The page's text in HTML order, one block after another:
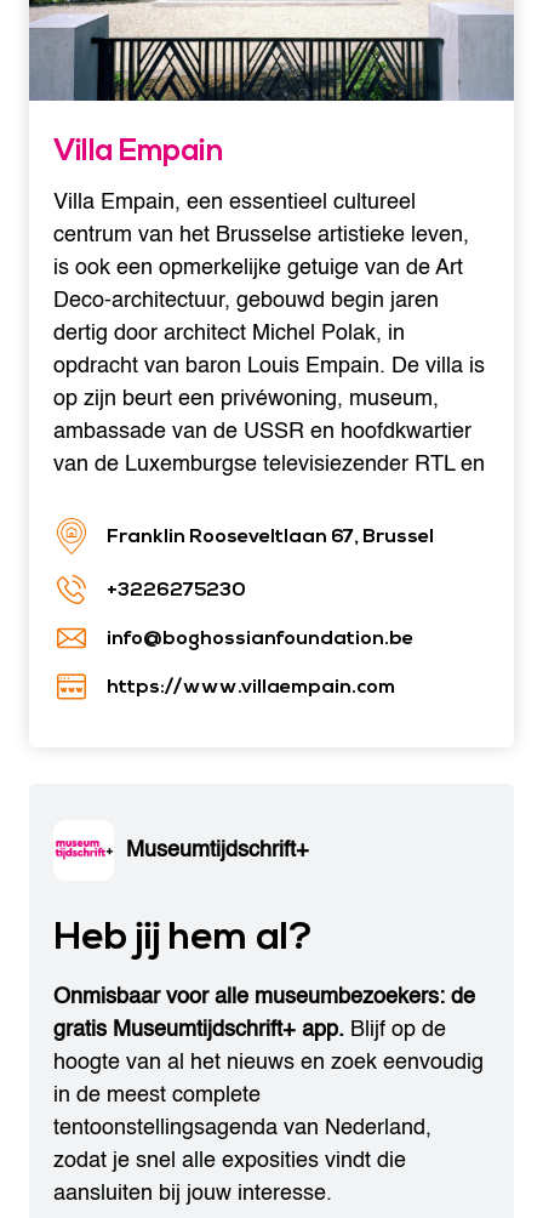
Villa Empain
Villa Empain, een essentieel cultureel
centrum van het Brusselse artistieke leven,
is ook een opmerkelijke getuige van de Art
Deco-architectuur, gebouwd begin jaren
dertig door architect Michel Polak, in
opdracht van baron Louis Empain. De villa is
op zijn beurt een privéwoning, museum,
ambassade van de USSR en hoofdkwartier
van de Luxemburgse televisiezender RTL en
Franklin Rooseveltlaan 67, Brussel
+3226275230
info@boghossianfoundation.be
https://www.villaempain.com
Museumtijdschrift+
Heb jij hem al?
Onmisbaar voor alle museumbezoekers: de
gratis Museumtijdschrift+ app. Blijf op de
hoogte van al het nieuws en zoek eenvoudig
in de meest complete
tentoonstellingsagenda van Nederland,
zodat je snel alle exposities vindt die
aansluiten bij jouw interesse.